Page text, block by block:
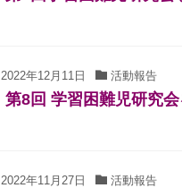
2022年12月11日 活動報告
第8回 学習困難児研究会
2022年11月27日 活動報告